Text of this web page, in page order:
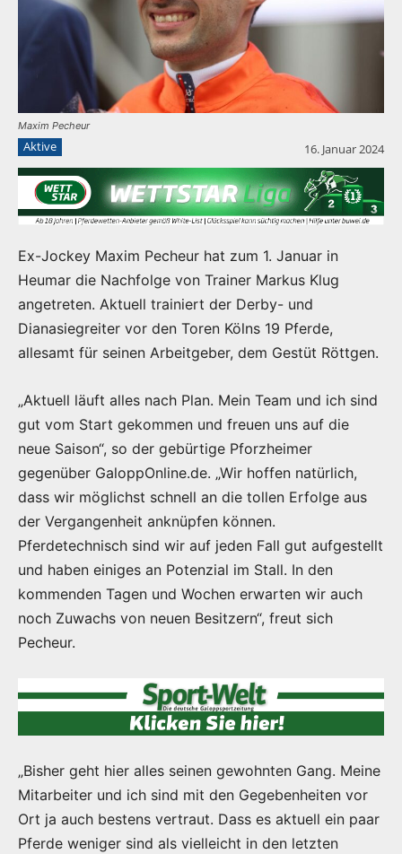
Maxim Pecheur
Aktive 16. Januar 2024
Ex-Jockey Maxim Pecheur hat zum 1. Januar in
Heumar die Nachfolge von Trainer Markus Klug
angetreten. Aktuell trainiert der Derby- und
Dianasiegreiter vor den Toren Kölns 19 Pferde,
allesamt für seinen Arbeitgeber, dem Gestüt Röttgen.
„Aktuell läuft alles nach Plan. Mein Team und ich sind
gut vom Start gekommen und freuen uns auf die
neue Saison“, so der gebürtige Pforzheimer
gegenüber GaloppOnline.de. „Wir hoffen natürlich,
dass wir möglichst schnell an die tollen Erfolge aus
der Vergangenheit anknüpfen können.
Pferdetechnisch sind wir auf jeden Fall gut aufgestellt
und haben einiges an Potenzial im Stall. In den
kommenden Tagen und Wochen erwarten wir auch
noch Zuwachs von neuen Besitzern“, freut sich
Pecheur.
„Bisher geht hier alles seinen gewohnten Gang. Meine
Mitarbeiter und ich sind mit den Gegebenheiten vor
Ort ja auch bestens vertraut. Dass es aktuell ein paar
Pferde weniger sind als vielleicht in den letzten